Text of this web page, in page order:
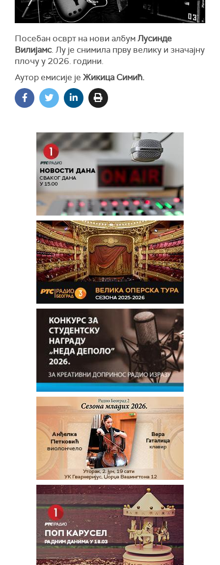
Посебан осврт на нови албумЛусинде
Вилијамс. Лу је снимила прву велику и значајну
плочу у 2026. години.
Аутор емисије је Жикица Симић.